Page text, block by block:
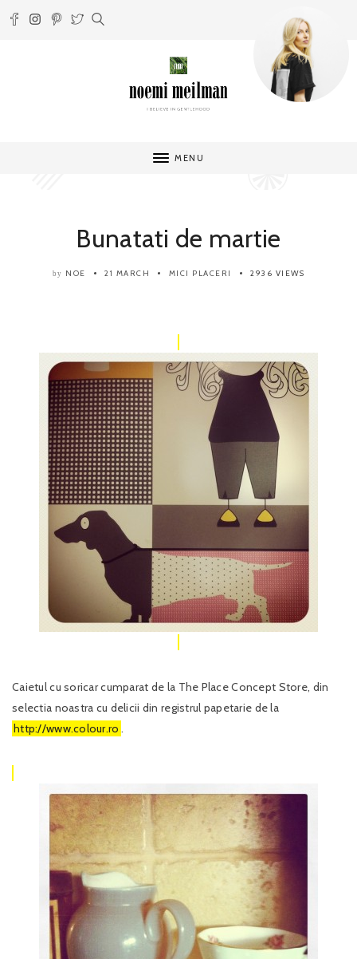
MENU
Bunatati de martie
by NOE 21 MARCH MICI PLACERI 2936 VIEWS
Caietul cu soricar cumparat de la The Place Concept Store, din
selectia noastra cu delicii din registrul papetarie de la
http://www.colour.ro .